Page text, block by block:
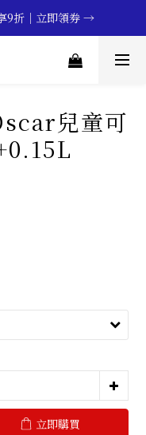
9折｜立即領券 →
9折｜立即領券 →
放心🔥▸▸
兒童可
立即購買